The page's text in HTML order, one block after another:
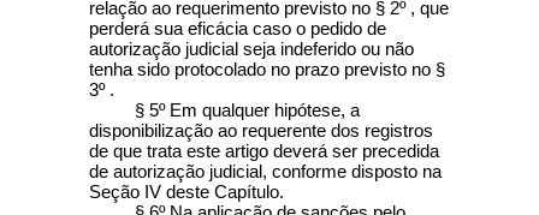
relação ao requerimento previsto no § 2º , que
perderá sua eficácia caso o pedido de
autorização judicial seja indeferido ou não
tenha sido protocolado no prazo previsto no §
3º .
§ 5º Em qualquer hipótese, a
disponibilização ao requerente dos registros
de que trata este artigo deverá ser precedida
de autorização judicial, conforme disposto na
Seção IV deste Capítulo.